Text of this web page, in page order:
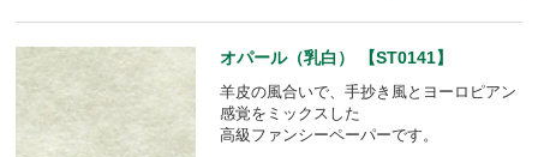
オパール（乳白） 【ST0141】
羊皮の風合いで、手抄き風とヨーロピアン
感覚をミックスした
高級ファンシーペーパーです。